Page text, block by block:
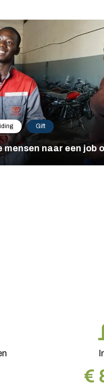
Gift
naar een job
€